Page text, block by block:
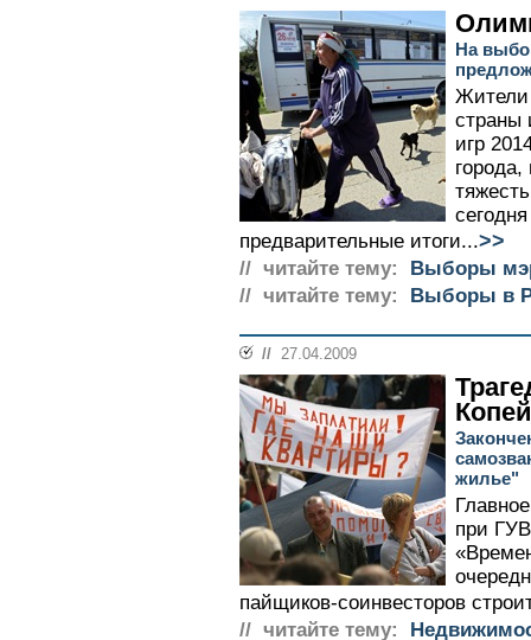
На
Жители
страны
игр
города,
предварительные итоги...>>
// читайте тему:
Выборы
// читайте тему:
Выборы в
// 27.04.2009
жилье"
при
пайщиков-соинвесторов
// читайте тему: